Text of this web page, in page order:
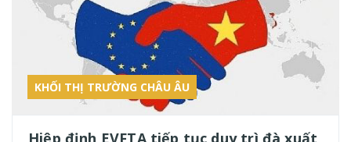
KHỐI THỊ TRƯỜNG CHÂU ÂU
Hiệp định EVFTA tiếp tục duy trì đà xuất